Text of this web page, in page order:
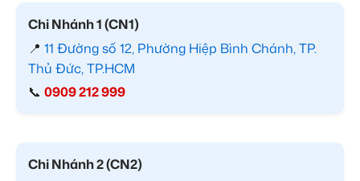
Chi Nhánh 1 (CN1)
📍 11 Đường số 12, Phường Hiệp Bình Chánh, TP.
Thủ Đức, TP.HCM
📞 0909 212 999
Chi Nhánh 2 (CN2)